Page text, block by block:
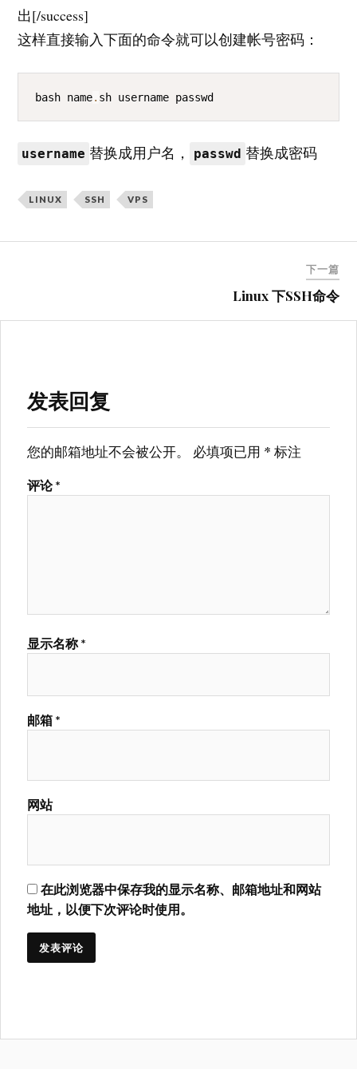
出[/success]
这样直接输入下面的命令就可以创建帐号密码：
bash name. sh username passwd
username 替换成用户名， passwd 替换成密码
LINUX SSH VPS
导
下一篇
Linux 下SSH命令
发表回复
您的邮箱地址不会被公开。 必填项已用 * 标注
评论*
显示名称*
邮箱 *
网站
在此浏览器中保存我的显示名称、邮箱地址和网站
地址，以便下次评论时使用。